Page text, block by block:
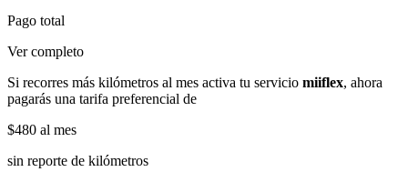
Pago total
Ver completo
Si recorres más kilómetros al mes activa tu servicio miiflex, ahora
pagarás una tarifa preferencial de
$480 al mes
sin reporte de kilómetros